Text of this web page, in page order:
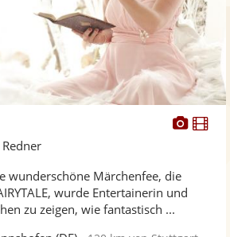
wunderschöne Märchenfee, die
wurde Entertainerin und
zu zeigen, wie fantastisch ...